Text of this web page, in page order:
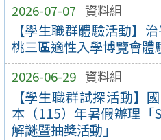
2026-07-07 資料組
【學生職群體驗活動】
桃三區適性入學博覽會體
2026-06-29 資料組
【學生職群試探活動】
本（115）年暑假辦理
解謎暨抽獎活動」